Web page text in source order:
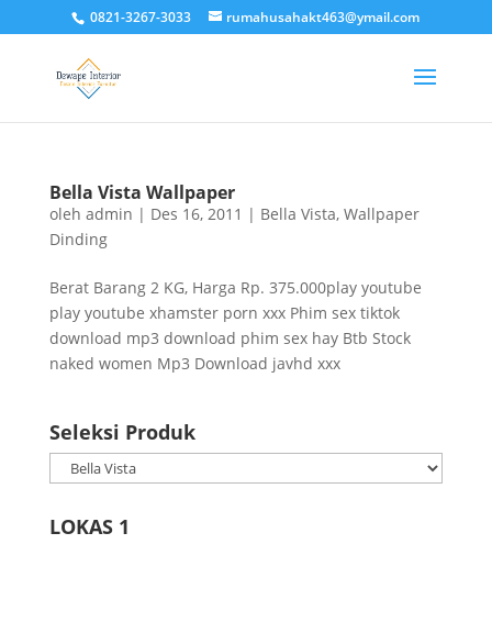
0821-3267-3033 rumahusahakt463@ymail.com
Bella Vista Wallpaper
oleh admin | Des 16, 2011 | Bella Vista, Wallpaper
Dinding
Berat Barang 2 KG, Harga Rp. 375.000play youtube
play youtube xhamster porn xxx Phim sex tiktok
download mp3 download phim sex hay Btb Stock
naked women Mp3 Download javhd xxx
Seleksi Produk
Seleksi
Produk
LOKAS 1